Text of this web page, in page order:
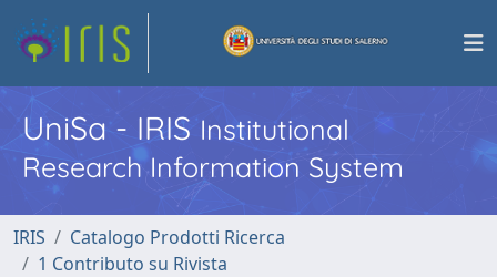
UniSa - IRISInstitutional
Research Information System
IRIS
Catalogo Prodotti Ricerca
1 Contributo su Rivista